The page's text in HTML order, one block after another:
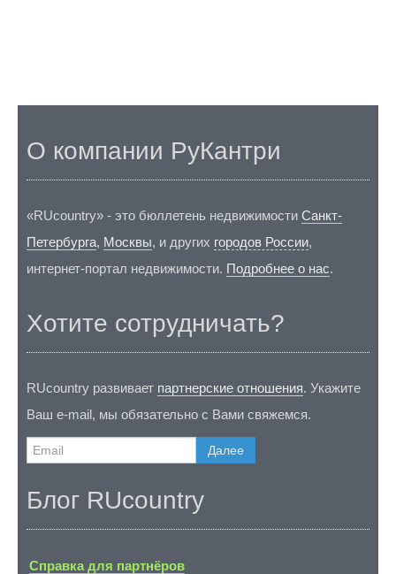
О компании РуКантри
«RUcountry» - это бюллетень недвижимости Санкт-
Петербурга, Москвы, и других городов России,
интернет-портал недвижимости. Подробнее о нас.
Хотите сотрудничать?
RUcountry развивает партнерские отношения. Укажите
Ваш e-mail, мы обязательно с Вами свяжемся.
Далее
Блог RUcountry
Справка для партнёров